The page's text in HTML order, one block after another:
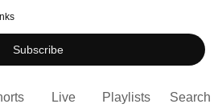
Subscribe
Live Playlists Search